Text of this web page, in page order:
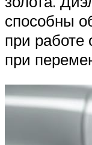
способны
при
при